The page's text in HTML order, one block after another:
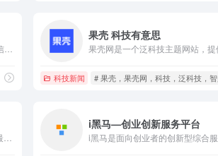
果壳 科技有意思
科技新闻 # 果壳，果壳网，科技，泛科技，
i黑马—创业创新服务平台